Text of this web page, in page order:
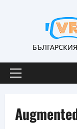
Primary